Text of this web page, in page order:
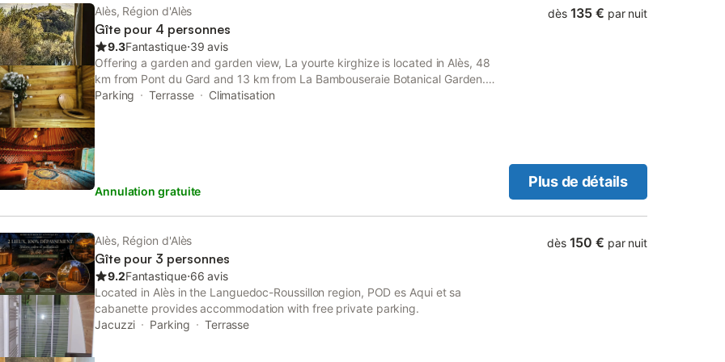
Alès, Région d'Alès
Gîte pour 4 personnes
9.3Fantastique⋅39 avis
Offering a garden and garden view, La yourte kirghize is located in Alès, 48
km from Pont du Gard and 13 km from La Bambouseraie Botanical Garden.
This property offers access to a terrace and free private parking.
Parking Terrasse Climatisation
Annulation gratuite
dès 135 € par nuit
Plus de détails
Alès, Région d'Alès
Gîte pour 3 personnes
9.2Fantastique⋅66 avis
Located in Alès in the Languedoc-Roussillon region, POD es Aqui et sa
cabanette provides accommodation with free private parking.
Jacuzzi
Parking Terrasse
dès 150 € par nuit